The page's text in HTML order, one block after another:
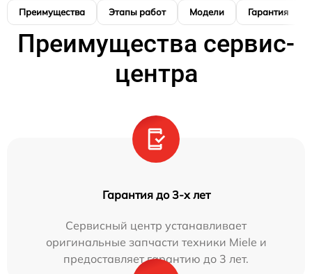
Преимущества Этапы работ Модели Гарантия
Преимущества сервис-
центра
Гарантия до 3-х лет
Сервисный центр устанавливает
оригинальные запчасти техники Miele и
предоставляет гарантию до 3 лет.